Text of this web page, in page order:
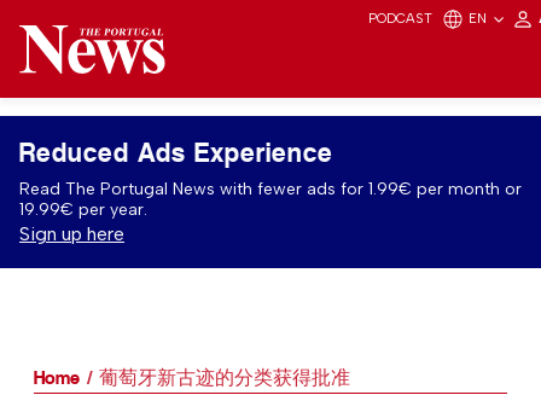
PODCAST EN
Reduced Ads Experience
Read The Portugal News with fewer ads for 1.99€ per month or
19.99€ per year.
Sign up here
Home 葡萄牙新古迹的分类获得批准